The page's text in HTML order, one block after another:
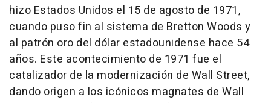
hizo Estados Unidos el 15 de agosto de 1971,
cuando puso fin al sistema de Bretton Woods y
al patrón oro del dólar estadounidense hace 54
años. Este acontecimiento de 1971 fue el
catalizador de la modernización de Wall Street,
dando origen a los icónicos magnates de Wall